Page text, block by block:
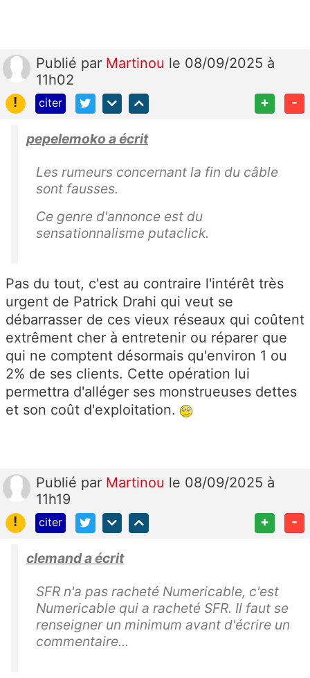
Publié par Martinou le 08/09/2025 à
11h02
!
citer + -
pepelemoko a écrit
Les rumeurs concernant la fin du câble
sont fausses.
Ce genre d'annonce est du
sensationnalisme putaclick.
Pas du tout, c'est au contraire l'intérêt très
urgent de Patrick Drahi qui veut se
débarrasser de ces vieux réseaux qui coûtent
extrêment cher à entretenir ou réparer que
qui ne comptent désormais qu'environ 1 ou
2% de ses clients. Cette opération lui
permettra d'alléger ses monstrueuses dettes
et son coût d'exploitation.
Publié par Martinou le 08/09/2025 à
11h19
!
citer + -
clemand a écrit
SFR n'a pas racheté Numericable, c'est
Numericable qui a racheté SFR. Il faut se
renseigner un minimum avant d'écrire un
commentaire...